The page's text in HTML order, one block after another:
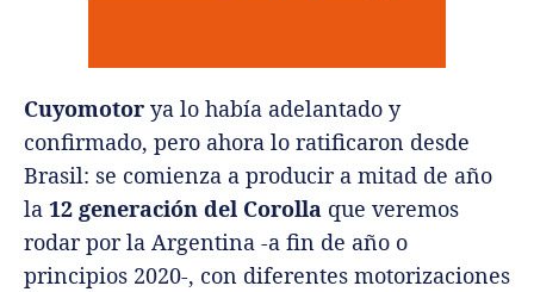
Cuyomotor ya lo había adelantado y
confirmado, pero ahora lo ratificaron desde
Brasil: se comienza a producir a mitad de año
la 12 generación del Corolla que veremos
rodar por la Argentina -a fin de año o
principios 2020-, con diferentes motorizaciones